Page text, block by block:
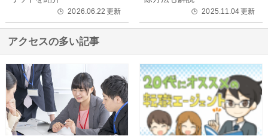
🕒 2026.06.22 更新 🕒 2025.11.04更新
アクセスの多い記事